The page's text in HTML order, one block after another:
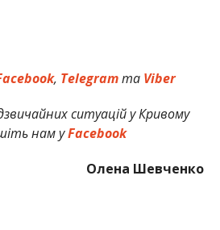
, Telegramта Viber
ситуацій у Кривому
нам уFacebook
Олена Шевченко